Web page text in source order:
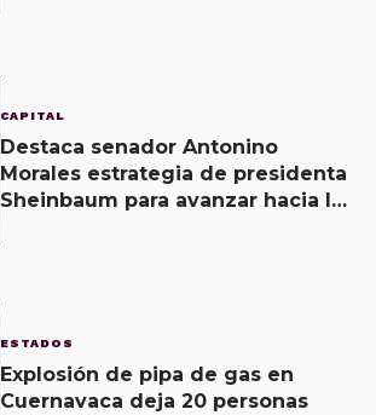
CAPITAL
Destaca senador Antonino
Morales estrategia de presidenta
Sheinbaum para avanzar hacia la
ESTADOS
Explosión de pipa de gas en
Cuernavaca deja 20 personas